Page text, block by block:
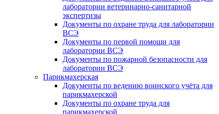
лаборатории ветеринарно-санитарной
экспертизы
Документы по охране труда для лаборатории
ВСЭ
Документы по первой помощи для
лаборатории ВСЭ
Документы по пожарной безопасности для
лаборатории ВСЭ
Парикмахерская
Документы по ведению воинского учёта для
парикмахерской
Документы по охране труда для
парикмахерской